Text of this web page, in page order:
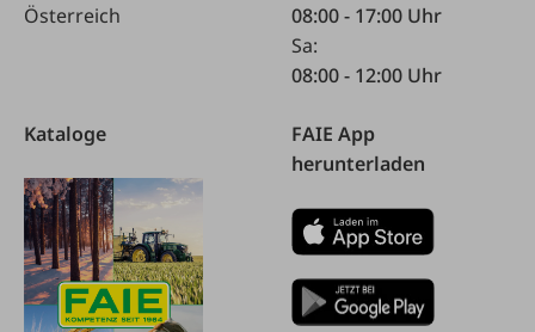
Österreich
08:00 - 17:00 Uhr
Sa:
08:00 - 12:00 Uhr
Kataloge
FAIE App
herunterladen